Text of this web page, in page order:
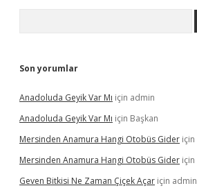
Son yorumlar
Anadoluda Geyik Var Mı için admin
Anadoluda Geyik Var Mı için Başkan
Mersinden Anamura Hangi Otobüs Gider için
Mersinden Anamura Hangi Otobüs Gider için
Geven Bitkisi Ne Zaman Çiçek Açar için admin